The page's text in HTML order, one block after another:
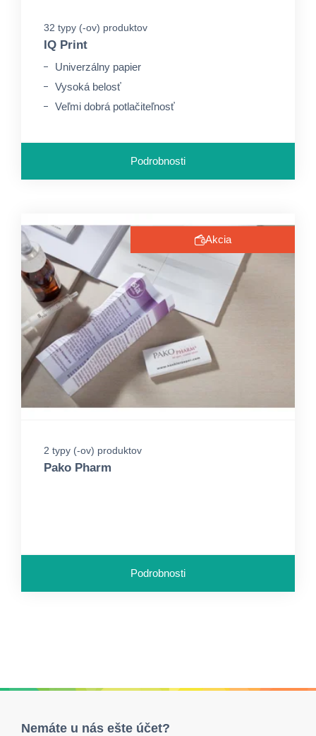
32 typy (-ov) produktov
IQ Print
Univerzálny papier
Vysoká belosť
Veľmi dobrá potlačiteľnosť
Podrobnosti
Akcia
2 typy (-ov) produktov
Pako Pharm
Podrobnosti
Nemáte u nás ešte účet?